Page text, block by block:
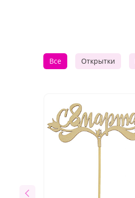
Все Открытки